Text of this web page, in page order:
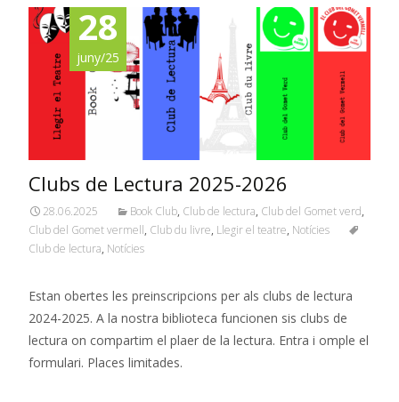
28
juny/25
Clubs de Lectura 2025-2026
28.06.2025 Book Club, Club de lectura, Club del Gomet verd,
Club del Gomet vermell, Club du livre, Llegir el teatre, Notícies
Club de lectura, Notícies
Estan obertes les preinscripcions per als clubs de lectura
2024-2025. A la nostra biblioteca funcionen sis clubs de
lectura on compartim el plaer de la lectura. Entra i omple el
formulari. Places limitades.